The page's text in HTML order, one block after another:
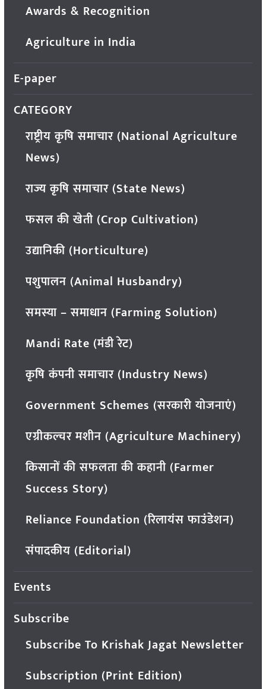
Awards & Recognition
Agriculture in India
E-paper
CATEGORY
राष्ट्रीय कृषि समाचार (National Agriculture
News)
राज्य कृषि समाचार (State News)
फसल की खेती (Crop Cultivation)
उद्यानिकी (Horticulture)
पशुपालन (Animal Husbandry)
समस्या – समाधान (Farming Solution)
Mandi Rate (मंडी रेट)
कृषि कंपनी समाचार (Industry News)
Government Schemes (सरकारी योजनाएं)
एग्रीकल्चर मशीन (Agriculture Machinery)
किसानों की सफलता की कहानी (Farmer
Success Story)
Reliance Foundation (रिलायंस फाउंडेशन)
संपादकीय (Editorial)
Events
Subscribe
Subscribe To Krishak Jagat Newsletter
Subscription (Print Edition)